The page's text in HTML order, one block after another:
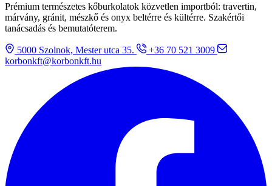
Prémium természetes kőburkolatok közvetlen importból: travertin,
márvány, gránit, mészkő és onyx beltérre és kültérre. Szakértői
tanácsadás és bemutatóterem.
5000 Szolnok, Mester utca 35.
+36 70 521 3009
korbonkft@korbonkft.hu